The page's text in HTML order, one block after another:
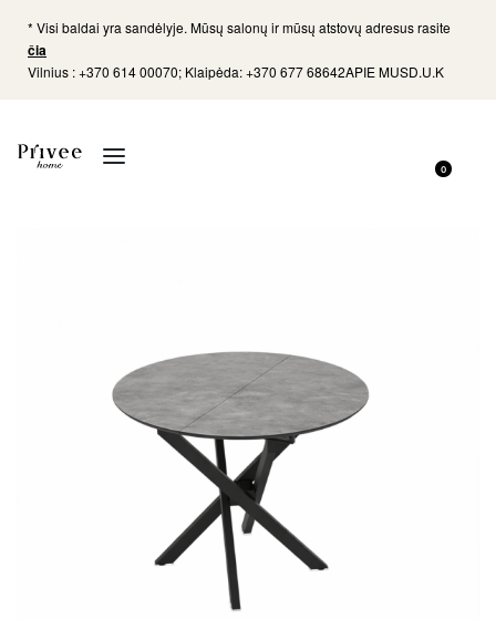
* Visi baldai yra sandėlyje. Mūsų salonų ir mūsų atstovų adresus rasite
čia
Vilnius : +370 614 00070; Klaipėda: +370 677 68642APIE MUSD.U.K
0